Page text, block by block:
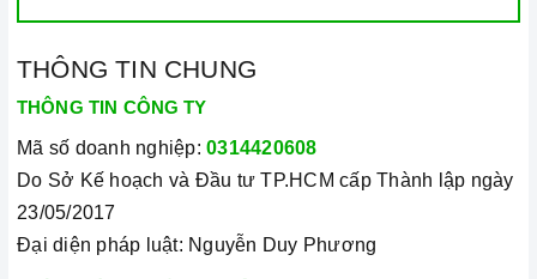
THÔNG TIN CHUNG
THÔNG TIN CÔNG TY
Mã số doanh nghiệp: 0314420608
Do Sở Kế hoạch và Đầu tư TP.HCM cấp Thành lập ngày
23/05/2017
Đại diện pháp luật: Nguyễn Duy Phương